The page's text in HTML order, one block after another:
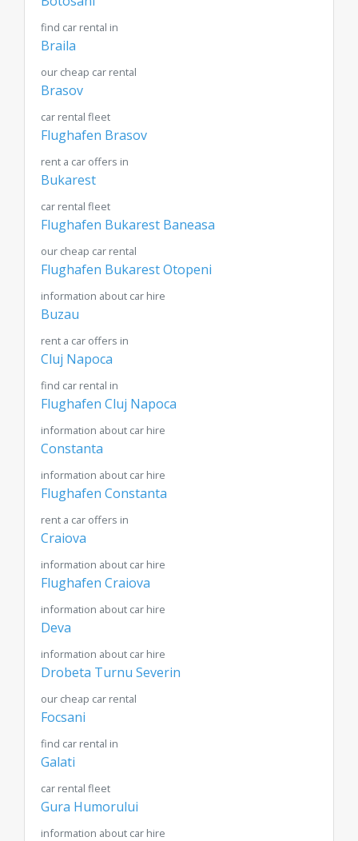
find car rental in
Braila
our cheap car rental
Brasov
car rental fleet
Flughafen Brasov
rent a car offers in
Bukarest
car rental fleet
Flughafen Bukarest Baneasa
our cheap car rental
Flughafen Bukarest Otopeni
information about car hire
Buzau
rent a car offers in
Cluj Napoca
find car rental in
Flughafen Cluj Napoca
information about car hire
Constanta
information about car hire
Flughafen Constanta
rent a car offers in
Craiova
information about car hire
Flughafen Craiova
information about car hire
Deva
information about car hire
Drobeta Turnu Severin
our cheap car rental
Focsani
find car rental in
Galati
car rental fleet
Gura Humorului
information about car hire